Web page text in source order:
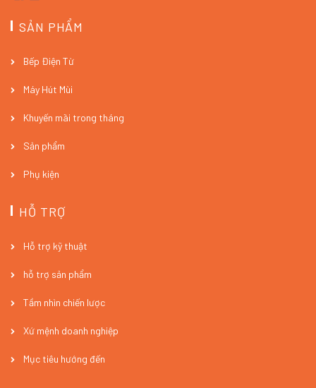
SẢN PHẨM
Bếp Điện Từ
Máy Hút Mùi
Khuyến mãi trong tháng
Sản phẩm
Phụ kiện
HỖ TRỢ
Hỗ trợ kỹ thuật
hỗ trợ sản phẩm
Tầm nhìn chiến lược
Xứ mệnh doanh nghiệp
Mục tiêu hướng đến